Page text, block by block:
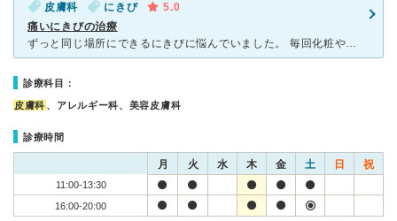
皮膚科 にきび
5.0
痛いにきびの治療
ずっと同じ場所にできるにきびに悩んでいました。 毎回化粧やコンシーラーで隠していたのですが、それが良くなかったのか酷い炎症を起こしてしまいました。 急遽こちらの皮膚科に行くことになりましたが、待合
診療科目：
皮膚科 、アレルギー科、美容皮膚科
診療時間
月 火 水 木 金 土 日 祝
11:00-13:30
16:00-20:00